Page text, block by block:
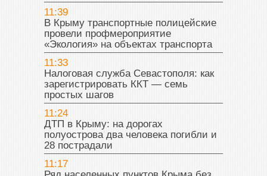
11:39
В Крыму транспортные полицейские
провели профмероприятие
«Экология» на объектах транспорта
11:33
Налоговая служба Севастополя: как
зарегистрировать ККТ — семь
простых шагов
11:24
ДТП в Крыму: на дорогах
полуострова два человека погибли и
28 пострадали
11:17